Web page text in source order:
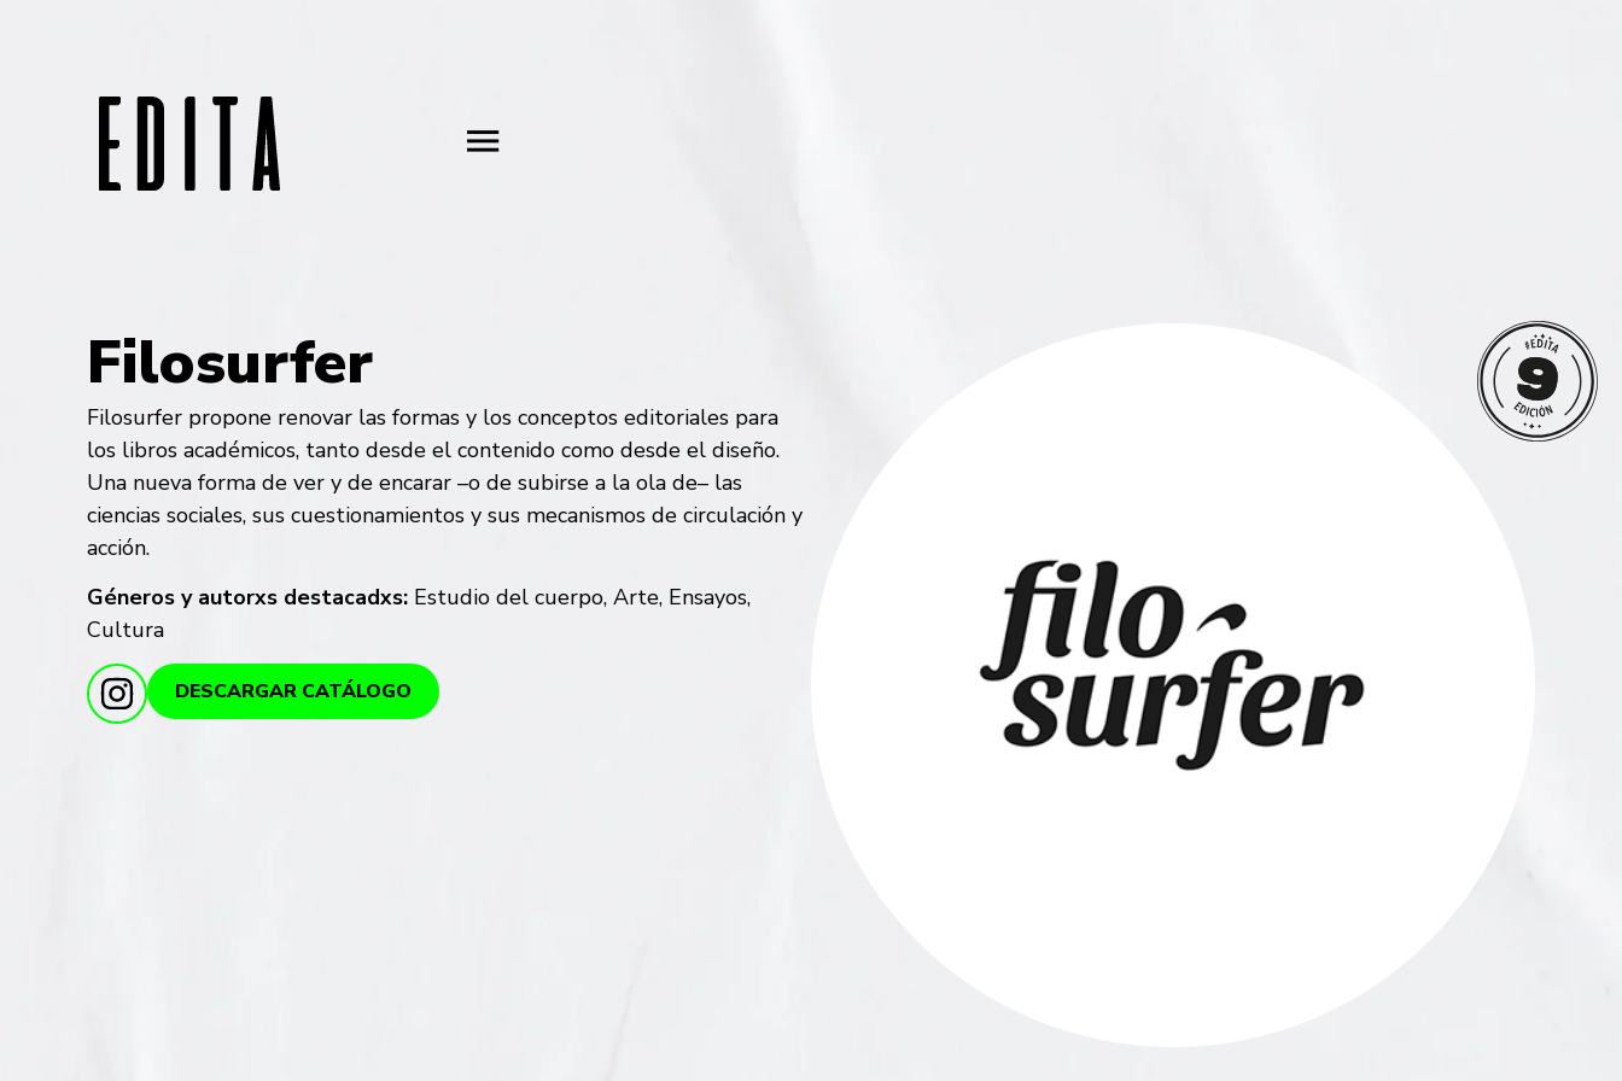
Filosurfer
Filosurfer propone renovar las formas y los conceptos editoriales para
los libros académicos, tanto desde el contenido como desde el diseño.
Una nueva forma de ver y de encarar –o de subirse a la ola de– las
ciencias sociales, sus cuestionamientos y sus mecanismos de circulación y
acción.
Géneros y autorxs destacadxs: Estudio del cuerpo, Arte, Ensayos,
Cultura
DESCARGAR CATÁLOGO